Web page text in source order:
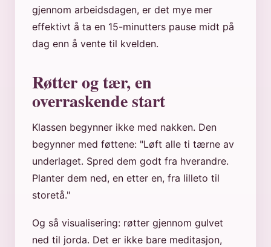
gjennom arbeidsdagen, er det mye mer
effektivt å ta en 15-minutters pause midt på
dag enn å vente til kvelden.
Røtter og tær, en
overraskende start
Klassen begynner ikke med nakken. Den
begynner med føttene: "Løft alle ti tærne av
underlaget. Spred dem godt fra hverandre.
Planter dem ned, en etter en, fra lilleto til
storetå."
Og så visualisering: røtter gjennom gulvet
ned til jorda. Det er ikke bare meditasjon,